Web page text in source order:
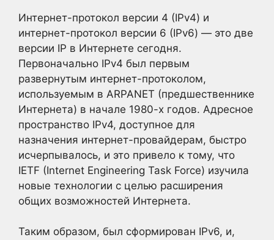
Интернет-протокол версии 4 (IPv4) и
интернет-протокол версии 6 (IPv6) — это две
версии IP в Интернете сегодня.
Первоначально IPv4 был первым
развернутым интернет-протоколом,
используемым в ARPANET (предшественнике
Интернета) в начале 1980-х годов. Адресное
пространство IPv4, доступное для
назначения интернет-провайдерам, быстро
исчерпывалось, и это привело к тому, что
IETF (Internet Engineering Task Force) изучила
новые технологии с целью расширения
общих возможностей Интернета.
Таким образом, был сформирован IPv6, и,